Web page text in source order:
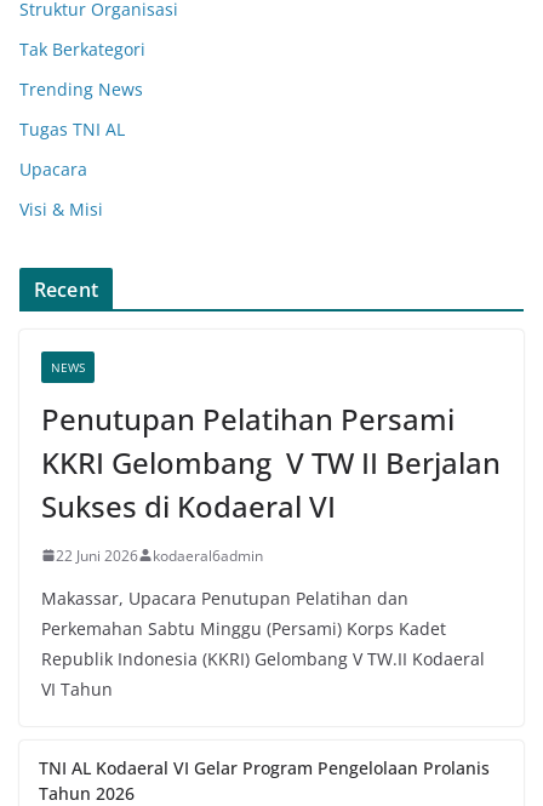
Struktur Organisasi
Tak Berkategori
Trending News
Tugas TNI AL
Upacara
Visi & Misi
Recent
NEWS
Penutupan Pelatihan Persami
KKRI Gelombang V TW II Berjalan
Sukses di Kodaeral VI
22 Juni 2026 kodaeral6admin
Makassar, Upacara Penutupan Pelatihan dan
Perkemahan Sabtu Minggu (Persami) Korps Kadet
Republik Indonesia (KKRI) Gelombang V TW.II Kodaeral
VI Tahun
TNI AL Kodaeral VI Gelar Program Pengelolaan Prolanis
Tahun 2026